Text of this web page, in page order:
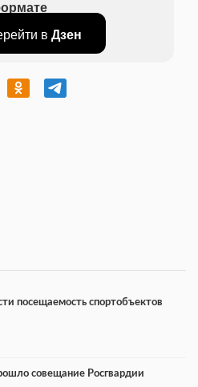
в Дзен
посещаемость спортобъектов
совещание Росгвардии